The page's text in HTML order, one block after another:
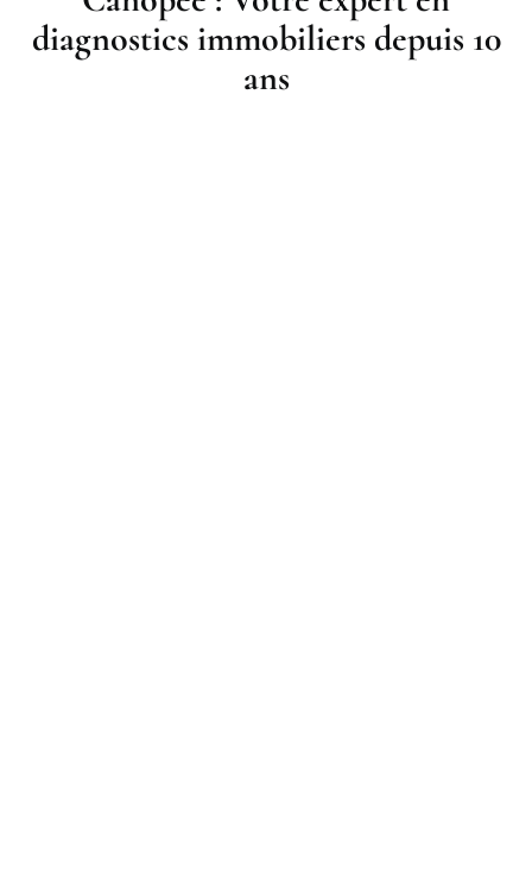
diagnostics immobiliers depuis 10
ans